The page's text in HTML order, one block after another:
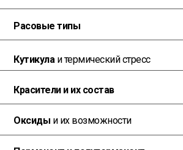
Красители и их состав
Оксиды и их возможности
Расовые типы
Кутикула и термический стресс